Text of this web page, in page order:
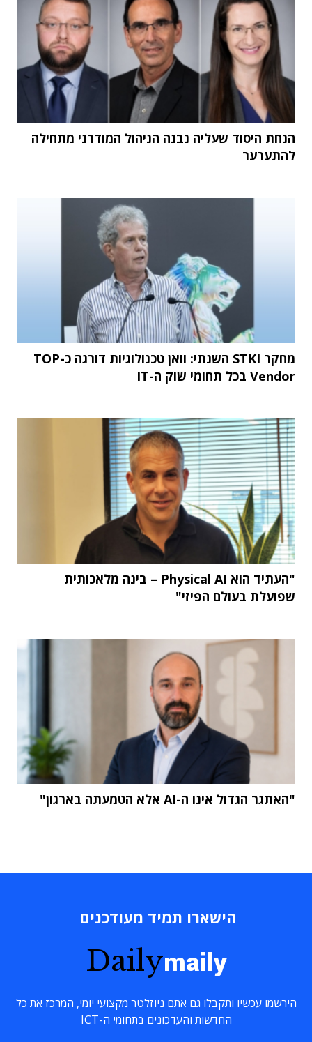
הנחת היסוד שעליה נבנה הניהול המודרני מתחילה
להתערער
מחקר STKI השנתי: וואן טכנולוגיות דורגה כ-TOP
Vendor בכל תחומי שוק ה-IT
"העתיד הוא Physical AI – בינה מלאכותית
שפועלת בעולם הפיזי"
"האתגר הגדול אינו ה-AI אלא הטמעתה בארגון"
הישארו תמיד מעודכנים
Dailymaily
הירשמו עכשיו ותקבלו גם אתם ניוזלטר מקצועי יומי, המרכז את כל
החדשות והעדכונים בתחומי ה-ICT